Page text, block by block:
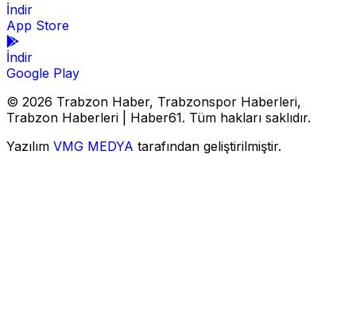
İndir
App Store
İndir
Google Play
© 2026 Trabzon Haber, Trabzonspor Haberleri,
Trabzon Haberleri | Haber61. Tüm hakları saklıdır.
Yazılım VMG MEDYA tarafından geliştirilmiştir.